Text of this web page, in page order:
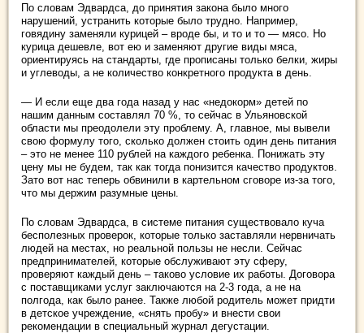
По словам Эдвардса, до принятия закона было много
нарушений, устранить которые было трудно. Например,
говядину заменяли курицей – вроде бы, и то и то — мясо. Но
курица дешевле, вот ею и заменяют другие виды мяса,
ориентируясь на стандарты, где прописаны только белки, жиры
и углеводы, а не количество конкретного продукта в день.
— И если еще два года назад у нас «недокорм» детей по
нашим данным составлял 70 %, то сейчас в Ульяновской
области мы преодолели эту проблему. А, главное, мы вывели
свою формулу того, сколько должен стоить один день питания
– это не менее 110 рублей на каждого ребенка. Понижать эту
цену мы не будем, так как тогда понизится качество продуктов.
Зато вот нас теперь обвинили в картельном сговоре из-за того,
что мы держим разумные цены.
По словам Эдвардса, в системе питания существовало куча
бесполезных проверок, которые только заставляли нервничать
людей на местах, но реальной пользы не несли. Сейчас
предпринимателей, которые обслуживают эту сферу,
проверяют каждый день – таково условие их работы. Договора
с поставщиками услуг заключаются на 2-3 года, а не на
полгода, как было ранее. Также любой родитель может придти
в детское учреждение, «снять пробу» и внести свои
рекомендации в специальный журнал дегустации.